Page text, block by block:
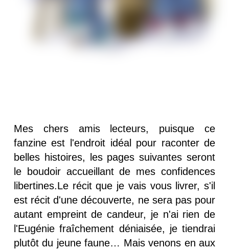
Mes chers amis lecteurs, puisque ce
fanzine est l'endroit idéal pour raconter de
belles histoires, les pages suivantes seront
le boudoir accueillant de mes confidences
libertines.Le récit que je vais vous livrer, s'il
est récit d'une découverte, ne sera pas pour
autant empreint de candeur, je n'ai rien de
l'Eugénie fraîchement déniaisée, je tiendrai
plutôt du jeune faune… Mais venons en aux